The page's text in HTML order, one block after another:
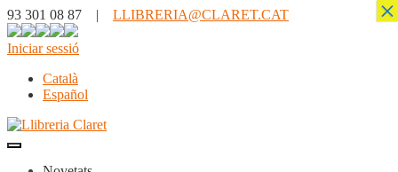
93 301 08 87 | LLIBRERIA@CLARET.CAT
Iniciar sessió
Català
Español
×